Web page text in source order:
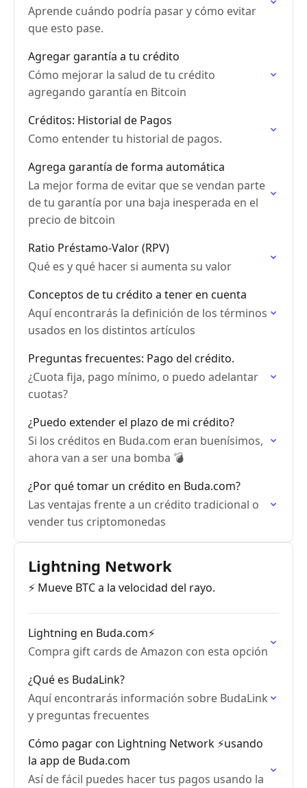
Aprende cuándo podría pasar y cómo evitar
que esto pase.
Agregar garantía a tu crédito
Cómo mejorar la salud de tu crédito
agregando garantía en Bitcoin
Créditos: Historial de Pagos
Como entender tu historial de pagos.
Agrega garantía de forma automática
La mejor forma de evitar que se vendan parte
de tu garantía por una baja inesperada en el
precio de bitcoin
Ratio Préstamo-Valor (RPV)
Qué es y qué hacer si aumenta su valor
Conceptos de tu crédito a tener en cuenta
Aquí encontrarás la definición de los términos
usados en los distintos artículos
Preguntas frecuentes: Pago del crédito.
¿Cuota fija, pago mínimo, o puedo adelantar
cuotas?
¿Puedo extender el plazo de mi crédito?
Si los créditos en Buda.com eran buenísimos,
ahora van a ser una bomba 💣
¿Por qué tomar un crédito en Buda.com?
Las ventajas frente a un crédito tradicional o
vender tus criptomonedas
Lightning Network
⚡️ Mueve BTC a la velocidad del rayo.
Lightning en Buda.com⚡️
Compra gift cards de Amazon con esta opción
¿Qué es BudaLink?
Aquí encontrarás información sobre BudaLink
y preguntas frecuentes
Cómo pagar con Lightning Network ⚡️usando
la app de Buda.com
Así de fácil puedes hacer tus pagos usando la